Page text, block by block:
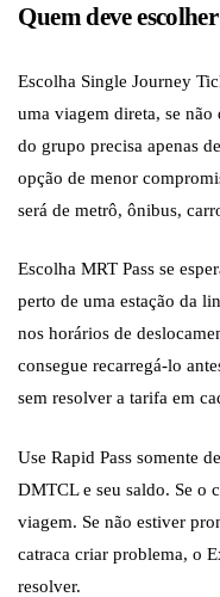
Quem deve
Escolha Single Journey
uma viagem direta, se não
do grupo precisa apenas
opção de menor
será de metrô, ônibus,
Escolha MRT Pass se
perto de uma estação da
nos horários de
consegue recarregá-lo
sem resolver a tarifa em
Use Rapid Pass somente
DMTCL e seu saldo. Se o
viagem. Se não estiver
catraca criar problema, o
resolver.